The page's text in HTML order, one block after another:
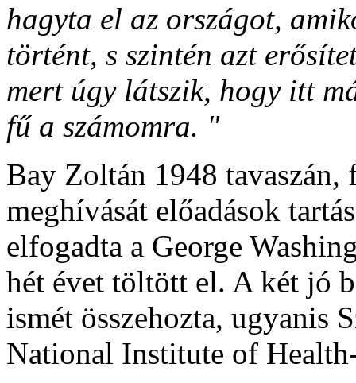
hagyta el az országot,
történt, s szintén azt
mert úgy látszik, hogy itt
fű a számomra. "
Bay Zoltán 1948 tavaszán,
meghívását előadások
elfogadta a George
hét évet töltött el. A két jó
ismét összehozta, ugyanis
National Institute of